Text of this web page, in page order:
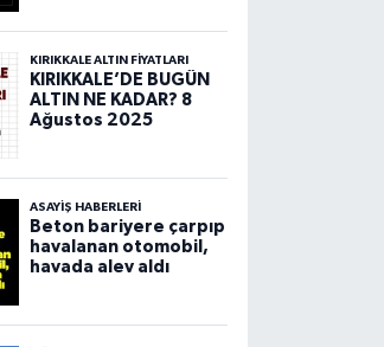
KIRIKKALE ALTIN FİYATLARI
KIRIKKALE’DE BUGÜN
ALTIN NE KADAR? 8
Ağustos 2025
ASAYİŞ HABERLERİ
Beton bariyere çarpıp
havalanan otomobil,
havada alev aldı